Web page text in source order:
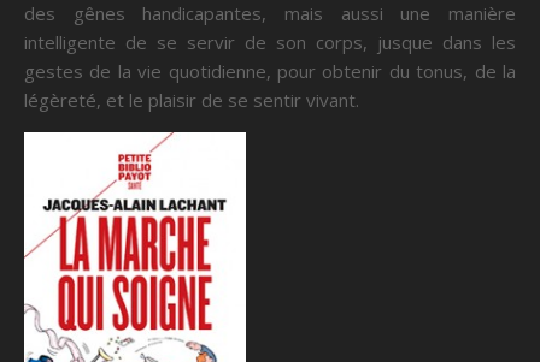
des gênes handicapantes, mais aussi une manière
intelligente de se servir de son corps, jusque dans les
gestes de la vie quotidienne, pour obtenir du tonus, de la
légèreté, et le plaisir de se sentir vivant.